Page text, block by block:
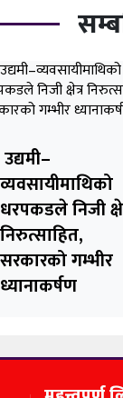
उद्यमी–
व्यवसायीमाथिको
धरपकडले निजी
निरुत्साहित,
सरकारको गम्भीर
ध्यानाकर्षण